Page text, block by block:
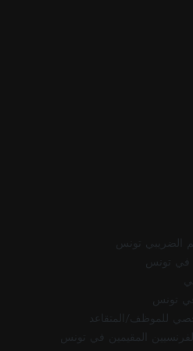
الضريبي تونس
في تونس
تونس
للموظف/المتقاعد
المقيمين في تونس